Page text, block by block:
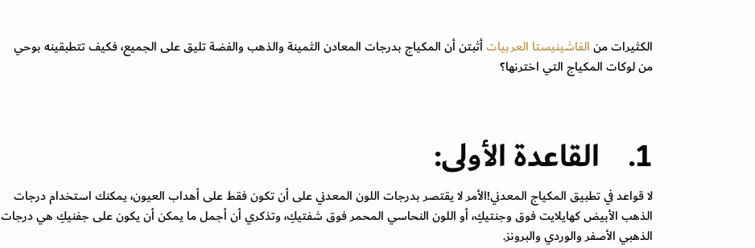
الكثيرات منالفاشينيستا العربياتأثبتن أن المكياج بدرجات المعادن الثمينة والذهب والفضة تليق على الجميع، فكيف تتطبقينه بوحي
من لوكات المكياج التي اخترنها؟
1. القاعدة الأولى:
لا قواعد في تطبيق المكياج المعدني!الأمر لا يقتصر بدرجات اللون المعدني على أن تكون فقط على أهداب العيون، يمكنك استخدام درجات
الذهب الأبيض كهايلايت فوق وجنتيكِ، أو اللون النحاسي المحمر فوق شفتيكِ، وتذكري أن أجمل ما يمكن أن يكون على جفنيكِ هي درجات
الذهبي الأصفر والوردي والبرونز.